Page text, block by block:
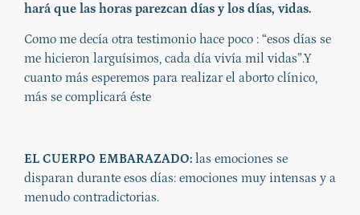
hará que las horas parezcan días y los días, vidas.
Como me decía otra testimonio hace poco : “esos días se
me hicieron larguísimos, cada día vivía mil vidas”.Y
cuanto más esperemos para realizar el aborto clínico,
más se complicará éste
EL CUERPO EMBARAZADO: las emociones se
disparan durante esos días: emociones muy intensas y a
menudo contradictorias.